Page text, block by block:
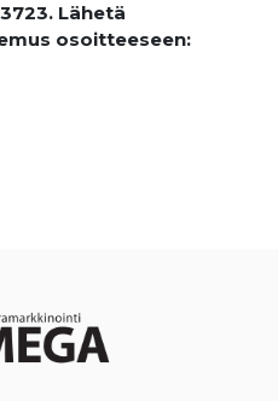
Lähetä
osoitteeseen: